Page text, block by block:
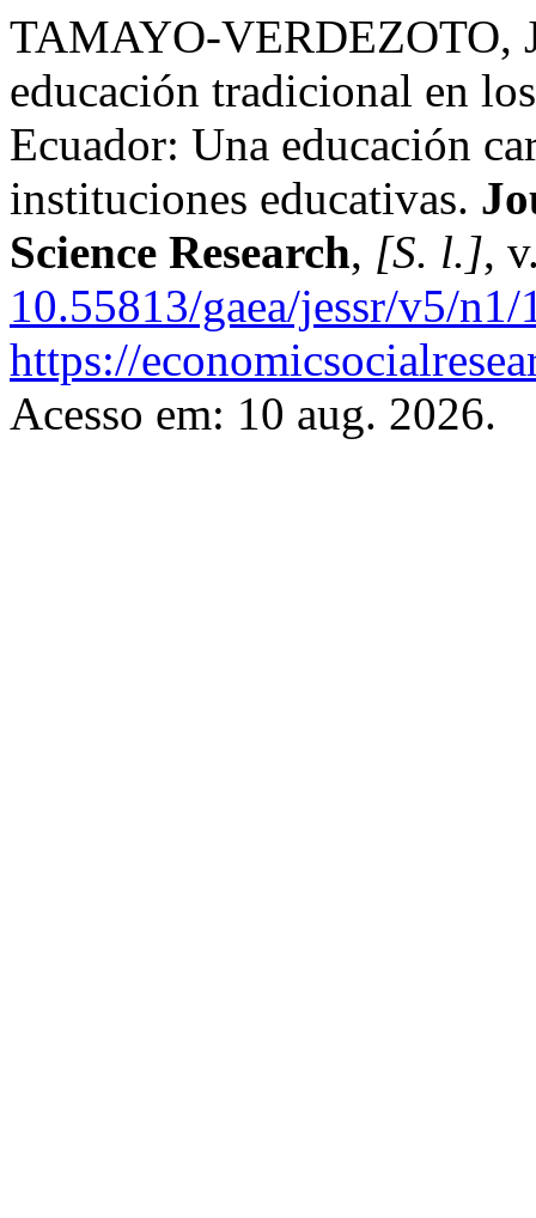
TAMAYO-VERDEZOTO,
educación tradicional en
Ecuador: Una educación
instituciones educativas.
Science Research, [S. l.],
10.55813/gaea/jessr/v5/n1/
https://
Acesso em: 10 aug. 2026.